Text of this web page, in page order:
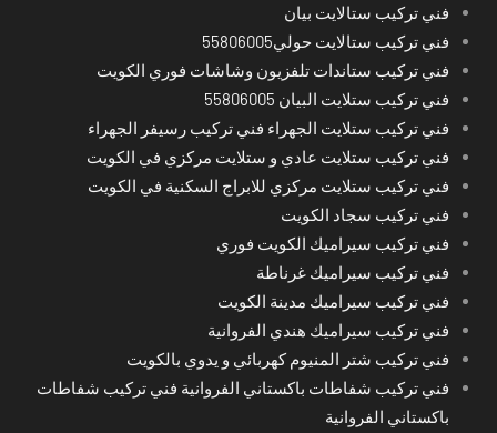
فني تركيب ستالايت بيان
فني تركيب ستالايت حولي55806005
فني تركيب ستاندات تلفزيون وشاشات فوري الكويت
فني تركيب ستلايت البيان 55806005
فني تركيب ستلايت الجهراء فني تركيب رسيفر الجهراء
فني تركيب ستلايت عادي و ستلايت مركزي في الكويت
فني تركيب ستلايت مركزي للابراج السكنية في الكويت
فني تركيب سجاد الكويت
فني تركيب سيراميك الكويت فوري
فني تركيب سيراميك غرناطة
فني تركيب سيراميك مدينة الكويت
فني تركيب سيراميك هندي الفروانية
فني تركيب شتر المنيوم كهربائي و يدوي بالكويت
فني تركيب شفاطات باكستاني الفروانية فني تركيب شفاطات
باكستاني الفروانية